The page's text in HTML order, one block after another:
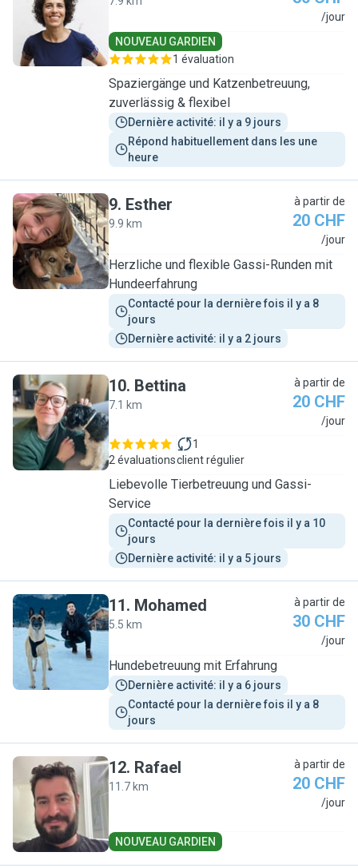
N
/jour
NOUVEAU GARDIEN
1 évaluation
Spaziergänge und Katzenbetreuung,
zuverlässig & flexibel
Dernière activité: il y a 9 jours
Répond habituellement dans les une
heure
E
9. Esther
9.9 km
à partir de
20 CHF
/jour
Herzliche und flexible Gassi-Runden mit
Hundeerfahrung
Contacté pour la dernière fois il y a 8
jours
Dernière activité: il y a 2 jours
B
10. Bettina
7.1 km
à partir de
20 CHF
/jour
2 évaluations
1
client régulier
Liebevolle Tierbetreuung und Gassi-
Service
Contacté pour la dernière fois il y a 10
jours
Dernière activité: il y a 5 jours
M
11. Mohamed
5.5 km
à partir de
30 CHF
/jour
Hundebetreuung mit Erfahrung
Dernière activité: il y a 6 jours
Contacté pour la dernière fois il y a 8
jours
R
12. Rafael
11.7 km
à partir de
20 CHF
/jour
NOUVEAU GARDIEN